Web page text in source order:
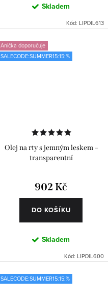
Skladem
Kód: LIPOIL613
Anička doporučuje
SALECODE:SUMMER15:15:%
Olej na rty s jemným leskem –
transparentní
902 Kč
DO KOŠÍKU
Skladem
Kód: LIPOIL600
SALECODE:SUMMER15:15:%